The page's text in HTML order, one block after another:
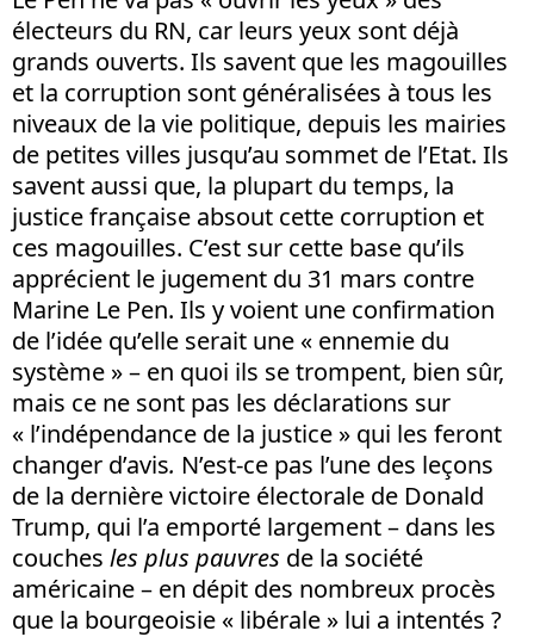
électeurs du RN, car leurs yeux sont déjà
grands ouverts. Ils savent que les magouilles
et la corruption sont généralisées à tous les
niveaux de la vie politique, depuis les mairies
de petites villes jusqu’au sommet de l’Etat. Ils
savent aussi que, la plupart du temps, la
justice française absout cette corruption et
ces magouilles. C’est sur cette base qu’ils
apprécient le jugement du 31 mars contre
Marine Le Pen. Ils y voient une confirmation
de l’idée qu’elle serait une « ennemie du
système » – en quoi ils se trompent, bien sûr,
mais ce ne sont pas les déclarations sur
« l’indépendance de la justice » qui les feront
changer d’avis. N’est-ce pas l’une des leçons
de la dernière victoire électorale de Donald
Trump, qui l’a emporté largement – dans les
couches les plus pauvres de la société
américaine – en dépit des nombreux procès
que la bourgeoisie « libérale » lui a intentés ?